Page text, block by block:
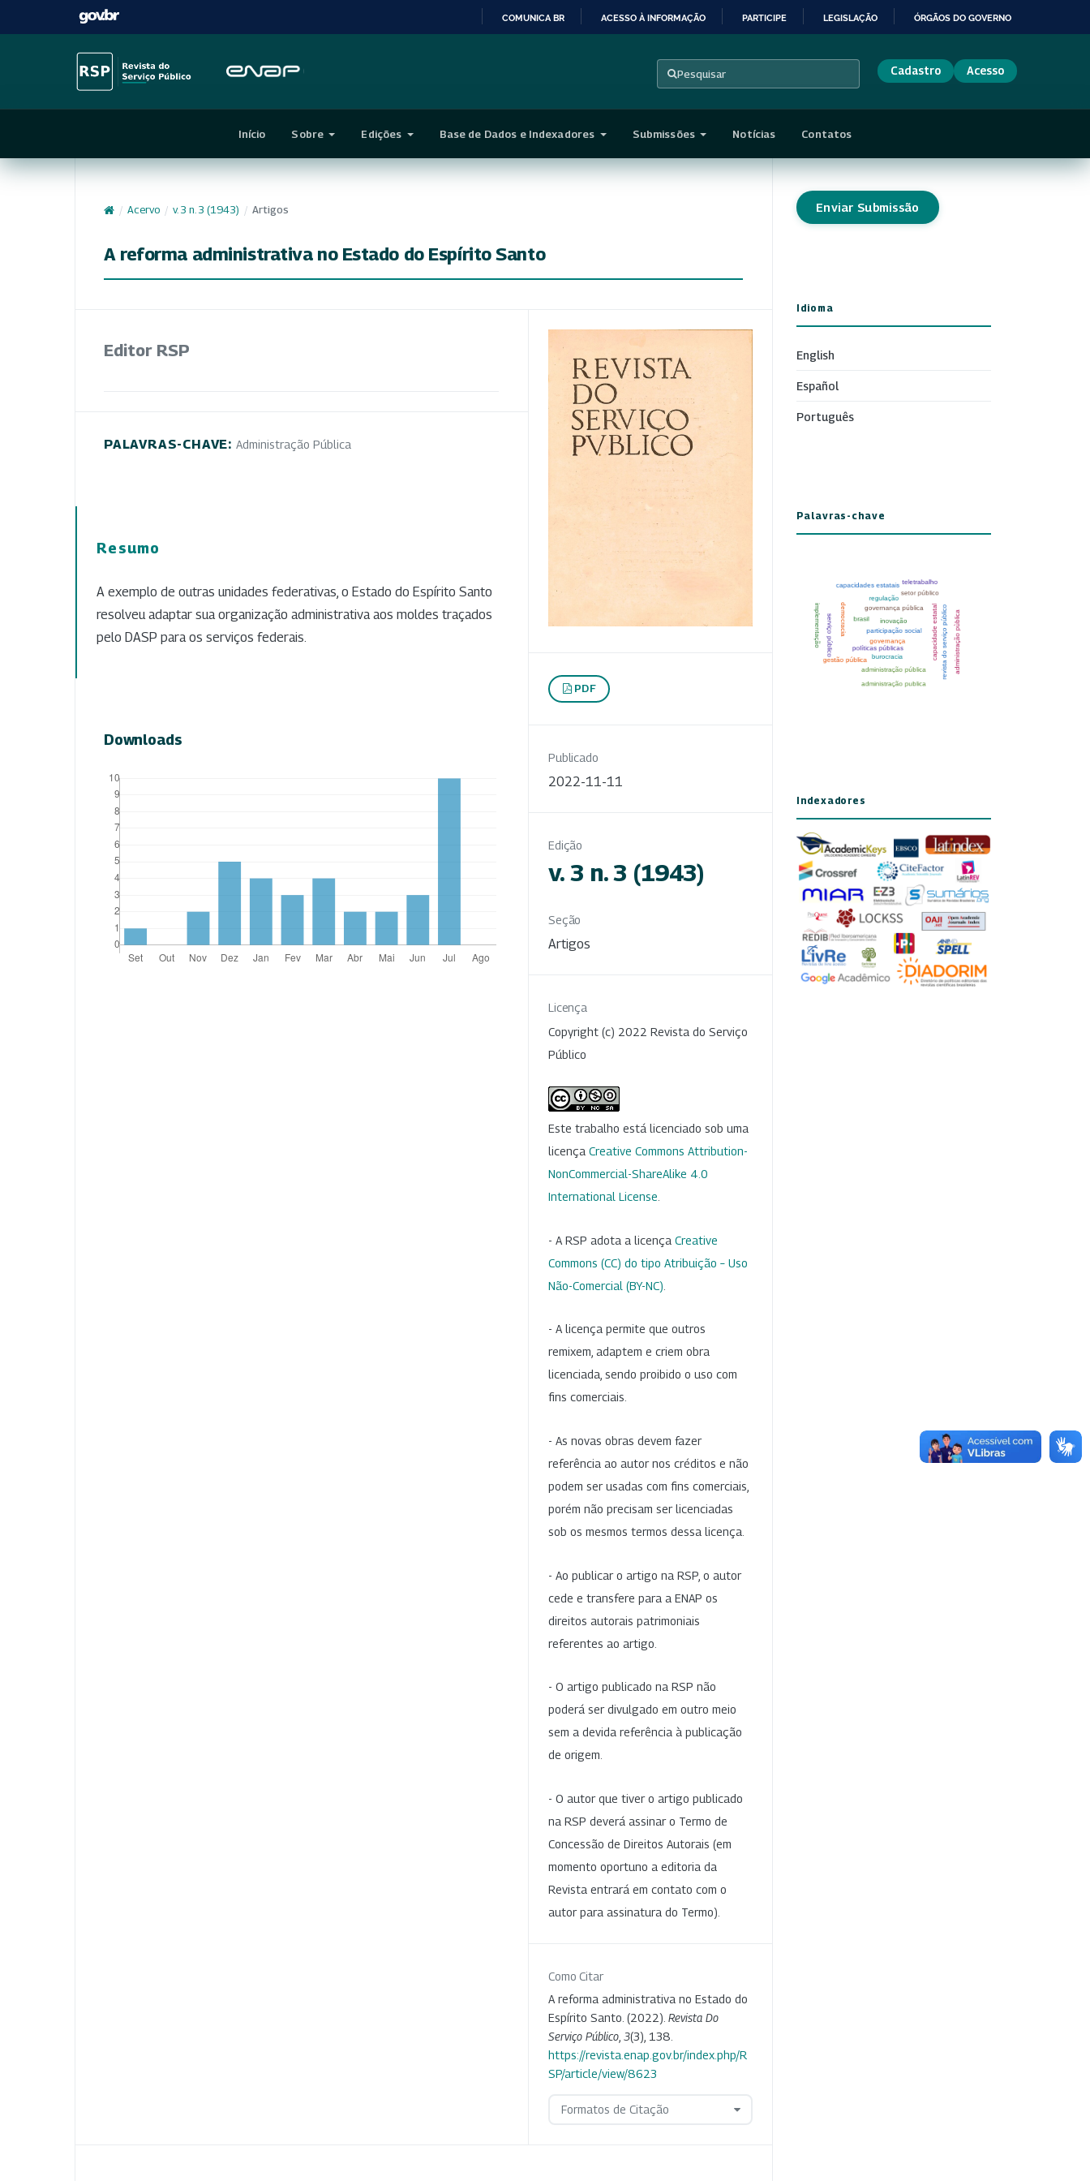
CONTEÚDO
COMUNICA BR ACESSO À INFORMAÇÃO PARTICIPE LEGISLAÇÃO ÓRGÃOS DO GOVERNO
Pesquisar Cadastro Acesso
Início Sobre Edições Base de Dados e Indexadores Submissões Notícias Contatos
/ Acervo / v. 3 n. 3 (1943) / Artigos
A reforma administrativa no Estado do Espírito Santo
Editor RSP
PALAVRAS-CHAVE: Administração Pública
Resumo
A exemplo de outras unidades federativas, o Estado do Espírito Santo
resolveu adaptar sua organização administrativa aos moldes traçados
pelo DASP para os serviços federais.
Downloads
PDF
Publicado
2022-11-11
Edição
v. 3 n. 3 (1943)
Seção
Artigos
Licença
Copyright (c) 2022 Revista do Serviço
Público
Este trabalho está licenciado sob uma
licença Creative Commons Attribution-
NonCommercial-ShareAlike 4.0
International License
- A RSP adota a licença Creative
Commons (CC) do tipo Atribuição – Uso
Não-Comercial (BY-NC)
- A licença permite que outros
remixem, adaptem e criem obra
licenciada, sendo proibido o uso com
fins comerciais.
- As novas obras devem fazer
referência ao autor nos créditos e não
podem ser usadas com fins comerciais,
porém não precisam ser licenciadas
sob os mesmos termos dessa licença.
- Ao publicar o artigo na RSP, o autor
cede e transfere para a ENAP os
direitos autorais patrimoniais
referentes ao artigo.
- O artigo publicado na RSP não
poderá ser divulgado em outro meio
sem a devida referência à publicação
de origem.
- O autor que tiver o artigo publicado
na RSP deverá assinar o Termo de
Concessão de Direitos Autorais (em
momento oportuno a editoria da
Revista entrará em contato com o
autor para assinatura do Termo).
Como Citar
A reforma administrativa no Estado do
Espírito Santo. (2022). Revista Do
Serviço Público 3(3), 138.
https://revista.enap.gov.br/index.php/R
SP/article/view/8623
Formatos de Citação
Enviar Submissão
Idioma
English
Español
Português
Palavras-chave
Indexadores